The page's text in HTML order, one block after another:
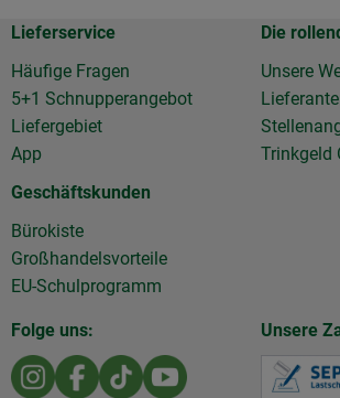
Lieferservice
Häufige Fragen
5+1 Schnupperangebot
Liefergebiet
App
Geschäftskunden
Bürokiste
Großhandelsvorteile
EU-Schulprogramm
Die
Unsere
Trinkgeld
Folge uns:
Externer Link zu https://
Externer Link zu https://
Externer Link zu https://
Externer Link zu
Unsere